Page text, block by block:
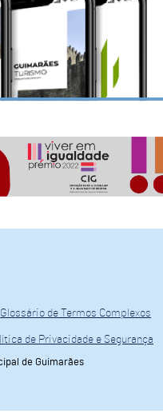
Glossário de Termos Complexos
de Privacidade e Segurança
de Guimarães